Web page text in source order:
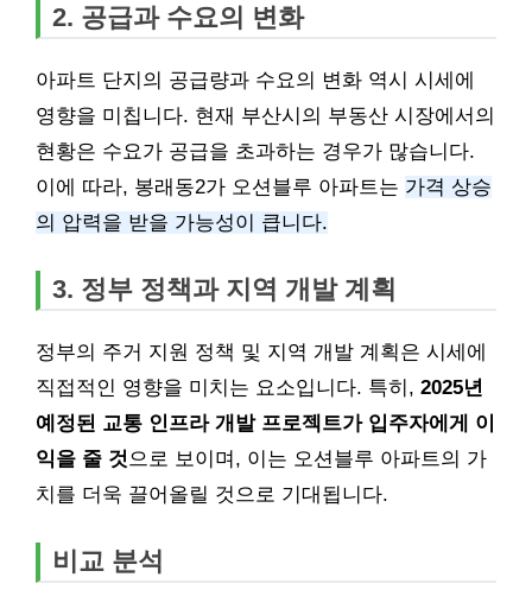
2. 공급과 수요의 변화
아파트 단지의 공급량과 수요의 변화 역시 시세에
영향을 미칩니다. 현재 부산시의 부동산 시장에서의
현황은 수요가 공급을 초과하는 경우가 많습니다.
이에 따라, 봉래동2가 오션블루 아파트는 가격 상승
의 압력을 받을 가능성이 큽니다.
3. 정부 정책과 지역 개발 계획
정부의 주거 지원 정책 및 지역 개발 계획은 시세에
직접적인 영향을 미치는 요소입니다. 특히, 2025년
예정된 교통 인프라 개발 프로젝트가 입주자에게 이
익을 줄 것 으로 보이며, 이는 오션블루 아파트의 가
치를 더욱 끌어올릴 것으로 기대됩니다.
비교 분석